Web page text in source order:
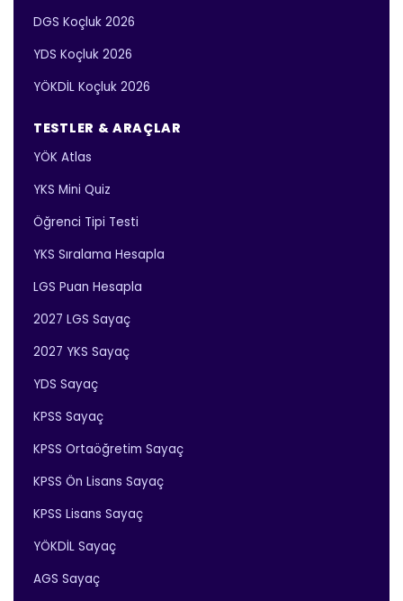
DGS Koçluk 2026
YDS Koçluk 2026
YÖKDİL Koçluk 2026
TESTLER & ARAÇLAR
YÖK Atlas
YKS Mini Quiz
Öğrenci Tipi Testi
YKS Sıralama Hesapla
LGS Puan Hesapla
2027 LGS Sayaç
2027 YKS Sayaç
YDS Sayaç
KPSS Sayaç
KPSS Ortaöğretim Sayaç
KPSS Ön Lisans Sayaç
KPSS Lisans Sayaç
YÖKDİL Sayaç
AGS Sayaç